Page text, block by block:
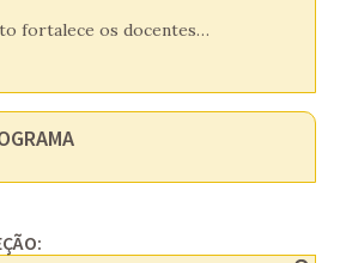
fortalece os docentes…